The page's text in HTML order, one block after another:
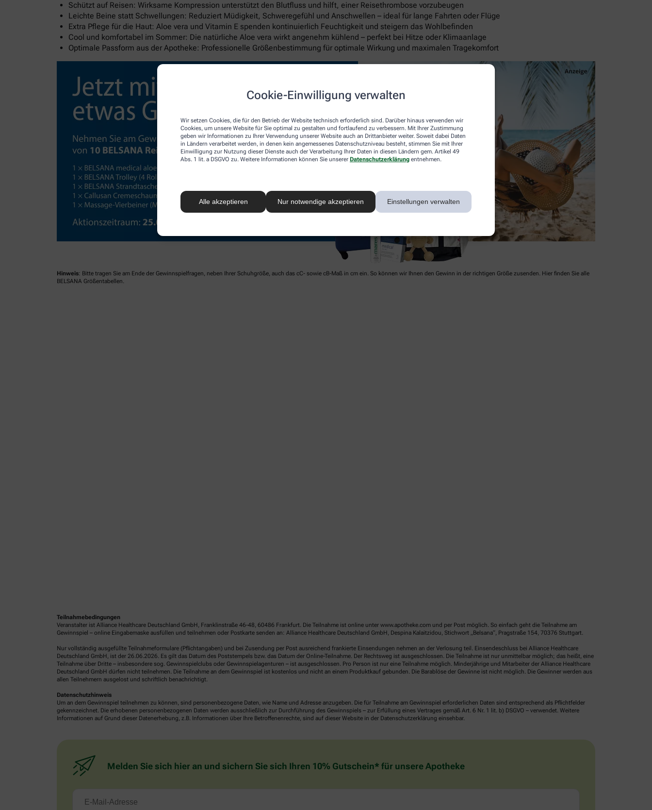
Cookie-Einwilligung verwalten
Wir setzen Cookies, die für den Betrieb der Website technisch erforderlich sind. Darüber hinaus verwenden wir
Cookies, um unsere Website für Sie optimal zu gestalten und fortlaufend zu verbessern. Mit Ihrer Zustimmung
geben wir Informationen zu Ihrer Verwendung unserer Website auch an Drittanbieter weiter. Soweit dabei Daten
in Ländern verarbeitet werden, in denen kein angemessenes Datenschutzniveau besteht, stimmen Sie mit Ihrer
Einwilligung zur Nutzung dieser Dienste auch der Verarbeitung Ihrer Daten in diesen Ländern gem. Artikel 49
Abs. 1 lit. a DSGVO zu. Weitere Informationen können Sie unserer Datenschutzerklärung entnehmen.
Alle akzeptieren Nur notwendige akzeptieren Einstellungen verwalten
Schützt auf Reisen: Wirksame Kompression unterstützt den Blutfluss und hilft, einer Reisethrombose vorzubeugen
Leichte Beine statt Schwellungen: Reduziert Müdigkeit, Schweregefühl und Anschwellen – ideal für lange Fahrten oder Flüge
Extra Pflege für die Haut: Aloe vera und Vitamin E spenden kontinuierlich Feuchtigkeit und steigern das Wohlbefinden
Cool und komfortabel im Sommer: Die natürliche Aloe vera wirkt angenehm kühlend – perfekt bei Hitze oder Klimaanlage
Optimale Passform aus der Apotheke: Professionelle Größenbestimmung für optimale Wirkung und maximalen Tragekomfort
Hinweis: Bitte tragen Sie am Ende der Gewinnspielfragen, neben Ihrer Schuhgröße, auch das cC- sowie cB-Maß in cm ein. So können wir Ihnen den Gewinn in der richtigen Größe zusenden. Hier finden Sie alle
BELSANA Größentabellen.
Teilnahmebedingungen
Veranstalter ist Alliance Healthcare Deutschland GmbH, Franklinstraße 46-48, 60486 Frankfurt. Die Teilnahme ist online unter www.apotheke.com und per Post möglich. So einfach geht die Teilnahme am
Gewinnspiel – online Eingabemaske ausfüllen und teilnehmen oder Postkarte senden an: Alliance Healthcare Deutschland GmbH, Despina Kalaitzidou, Stichwort „Belsana“, Pragstraße 154, 70376 Stuttgart.
Nur vollständig ausgefüllte Teilnahmeformulare (Pflichtangaben) und bei Zusendung per Post ausreichend frankierte Einsendungen nehmen an der Verlosung teil. Einsendeschluss bei Alliance Healthcare
Deutschland GmbH, ist der 26.06.2026. Es gilt das Datum des Poststempels bzw. das Datum der Online-Teilnahme. Der Rechtsweg ist ausgeschlossen. Die Teilnahme ist nur unmittelbar möglich; das heißt, eine
Teilnahme über Dritte – insbesondere sog. Gewinnspielclubs oder Gewinnspielagenturen – ist ausgeschlossen. Pro Person ist nur eine Teilnahme möglich. Minderjährige und Mitarbeiter der Alliance Healthcare
Deutschland GmbH dürfen nicht teilnehmen. Die Teilnahme an dem Gewinnspiel ist kostenlos und nicht an einem Produktkauf gebunden. Die Barablöse der Gewinne ist nicht möglich. Die Gewinner werden aus
allen Teilnehmern ausgelost und schriftlich benachrichtigt.
Datenschutzhinweis
Um an dem Gewinnspiel teilnehmen zu können, sind personenbezogene Daten, wie Name und Adresse anzugeben. Die für Teilnahme am Gewinnspiel erforderlichen Daten sind entsprechend als Pflichtfelder
gekennzeichnet. Die erhobenen personenbezogenen Daten werden ausschließlich zur Durchführung des Gewinnspiels – zur Erfüllung eines Vertrages gemäß Art. 6 Nr. 1 lit. b) DSGVO – verwendet. Weitere
Informationen auf Grund dieser Datenerhebung, z.B. Informationen über Ihre Betroffenenrechte, sind auf dieser Website in der Datenschutzerklärung einsehbar.
Melden Sie sich hier an und sichern Sie sich Ihren 10% Gutschein* für unsere Apotheke